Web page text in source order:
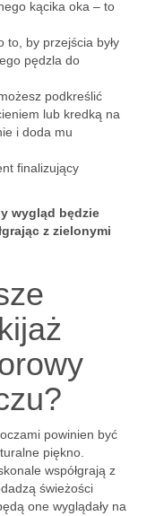
kącika oka – to
to, by przejścia były
pędzla do
podkreślić
lub kredką na
i doda mu
finalizujący
wygląd będzie
z zielonymi
powinien być
piękno.
współgrają z
świeżości
one wyglądały na